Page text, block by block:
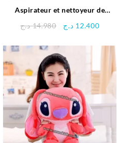
Aspirateur et nettoyeur de
14.980 د.ج
Le
initial
était :
12.400 د.ج
Le
actuel